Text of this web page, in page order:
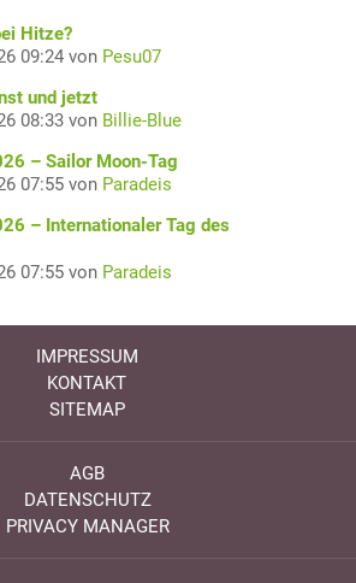
Hitze?
09:24 von Pesu07
und jetzt
08:33 von Billie-Blue
– Sailor Moon-Tag
07:55 von Paradeis
– Internationaler Tag des
07:55 von Paradeis
IMPRESSUM
KONTAKT
SITEMAP
AGB
DATENSCHUTZ
PRIVACY MANAGER